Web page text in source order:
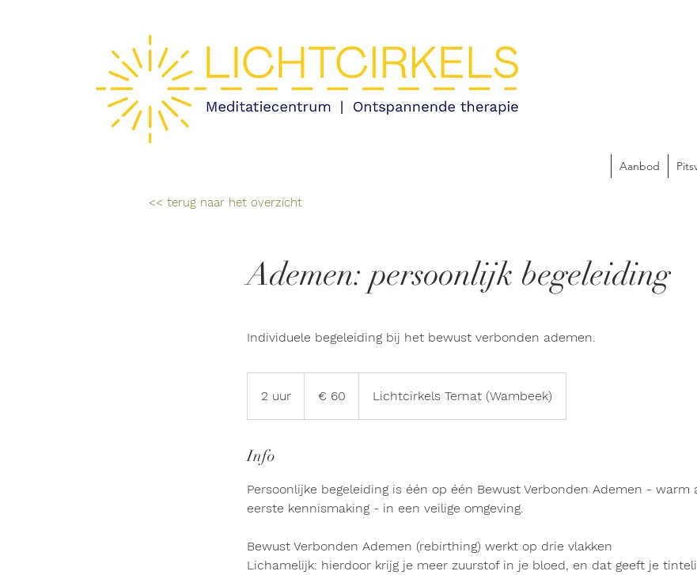
Aanbod
<< terug naar het overzicht
Ademen: persoonlijk begeleiding
Individuele begeleiding bij het bewust verbonden ademen.
2 uur € 60 Lichtcirkels Ternat (Wambeek)
Info
Persoonlijke begeleiding is één op één Bewust Verbonden Ademen - warm
eerste kennismaking - in een veilige omgeving.
Bewust Verbonden Ademen (rebirthing) werkt op drie vlakken
Lichamelijk: hierdoor krijg je meer zuurstof in je bloed, en dat geeft je